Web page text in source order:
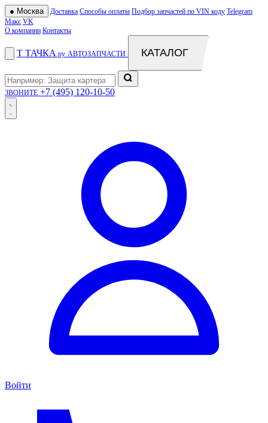
● Москва Доставка Способы оплаты Подбор запчастей по VIN коду Telegram
Макс VK
О компании Контакты
Т ТАЧКА .ру АВТОЗАПЧАСТИ КАТАЛОГ
ЗВОНИТЕ +7 (495) 120-10-50
Войти